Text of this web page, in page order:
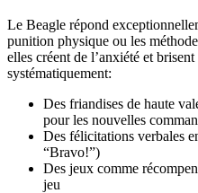
Le Beagle répond
punition physique ou les
elles créent de l’anxiété et
systématiquement:
Des friandises de haute
pour les nouvelles
Des félicitations verbales
“Bravo!”)
Des jeux comme
jeu